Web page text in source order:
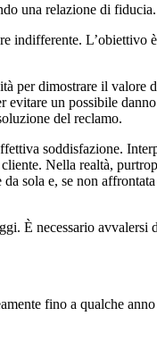
una relazione di fiducia.
indifferente. L’obiettivo
per dimostrare il valore
evitare un possibile
del reclamo.
soddisfazione.
Nella realtà,
sola e, se non
È necessario avvalersi
fino a qualche